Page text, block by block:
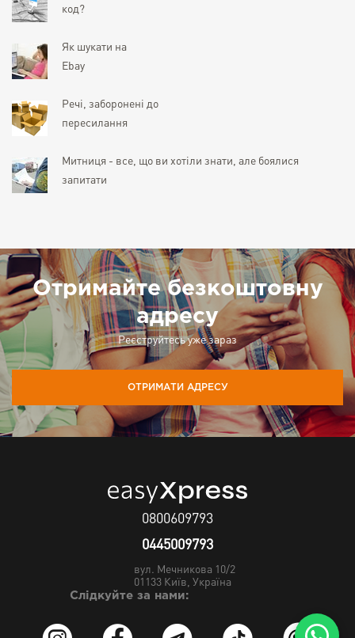
код?
Як шукати на
Ebay
Речі, заборонені до
пересилання
Митниця - все, що ви хотіли знати, але боялися
запитати
Отримайте безкоштовну
адресу
Реєструйтесь уже зараз
ОТРИМАТИ АДРЕСУ
0800609793
0445009793
вул. Мечникова 10/2
01133 Київ, Україна
Слідкуйте за нами: